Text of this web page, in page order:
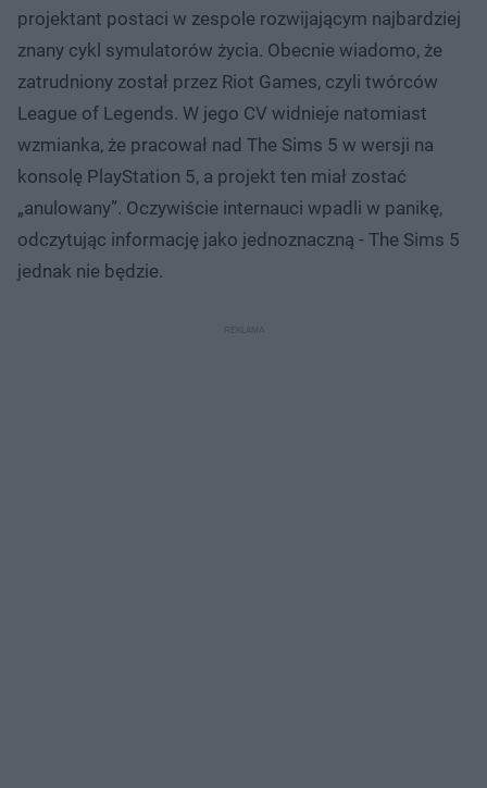
projektant postaci w zespole rozwijającym najbardziej
znany cykl symulatorów życia. Obecnie wiadomo, że
zatrudniony został przez Riot Games, czyli twórców
League of Legends. W jego CV widnieje natomiast
wzmianka, że pracował nad The Sims 5 w wersji na
konsolę PlayStation 5, a projekt ten miał zostać
„anulowany”. Oczywiście internauci wpadli w panikę,
odczytując informację jako jednoznaczną - The Sims 5
jednak nie będzie.